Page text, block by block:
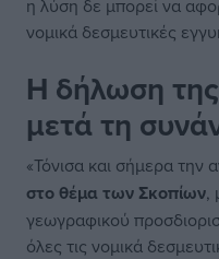
η λύση δε μπορεί να
νομικά δεσμευτικές
Η δήλωση
μετά τη
«Τόνισα και σήμερα την
στο θέμα των Σκοπίων,
γεωγραφικού
όλες τις νομικά